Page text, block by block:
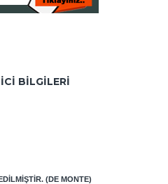
BILGILERI
(DE MONTE)